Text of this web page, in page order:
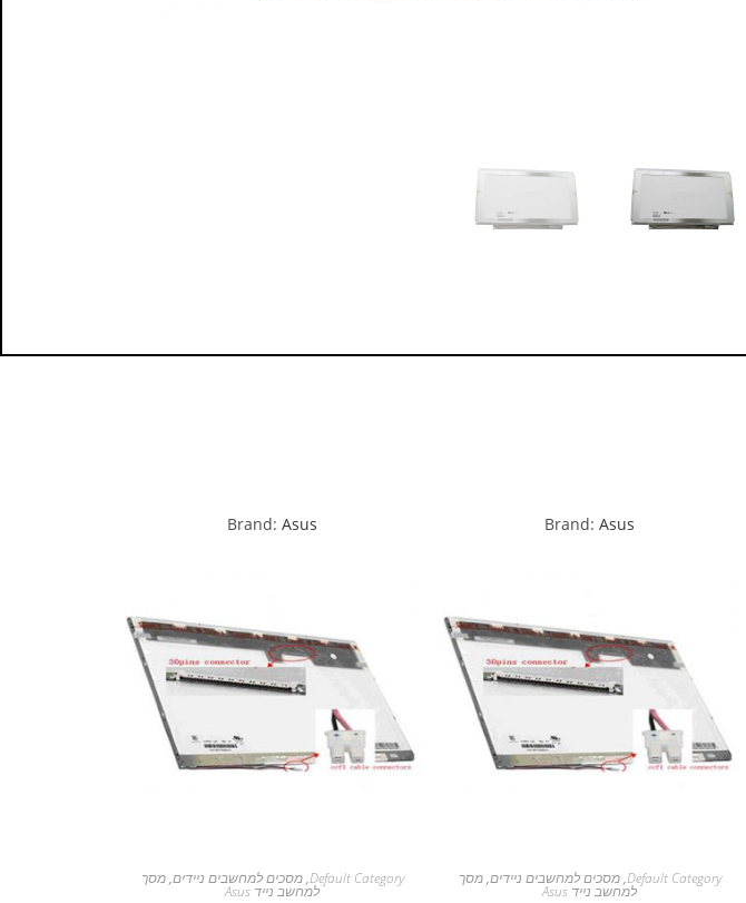
Brand: Asus
Default Category
,מסכים למחשבים ניידים,מסך
למחשב נייד Asus
Brand: Asus
Default Category
,מסכים למחשבים ניידים,מסך
למחשב נייד Asus